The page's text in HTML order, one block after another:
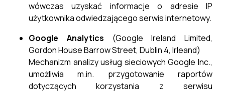
24 lutego, 2026
wówczas uzyskać informacje o adresie IP
użytkownika odwiedzającego serwis internetowy.
Google Analytics (Google Ireland Limited,
Gordon House Barrow Street, Dublin 4, Irleand)
Mechanizm analizy usług sieciowych Google Inc.,
umożliwia m.in. przygotowanie raportów
dotyczących korzystania z serwisu